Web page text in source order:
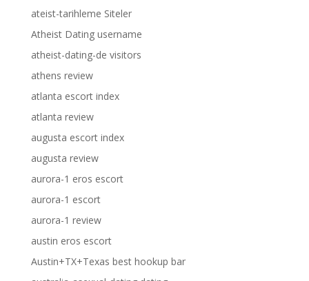
ateist-tarihleme Siteler
Atheist Dating username
atheist-dating-de visitors
athens review
atlanta escort index
atlanta review
augusta escort index
augusta review
aurora-1 eros escort
aurora-1 escort
aurora-1 review
austin eros escort
Austin+TX+Texas best hookup bar